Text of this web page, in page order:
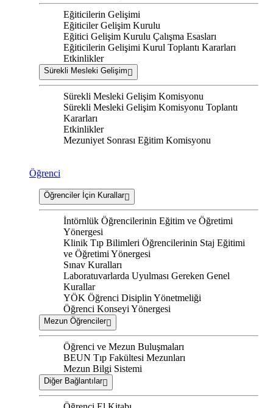
Eğiticilerin Gelişimi
Eğiticiler Gelişim Kurulu
Eğitici Gelişim Kurulu Çalışma Esasları
Eğiticilerin Gelişimi Kurul Toplantı Kararları
Etkinlikler
Sürekli Mesleki Gelişim
Sürekli Mesleki Gelişim Komisyonu
Sürekli Mesleki Gelişim Komisyonu Toplantı
Kararları
Etkinlikler
Mezuniyet Sonrası Eğitim Komisyonu
Öğrenci
Öğrenciler İçin Kurallar
İntörnlük Öğrencilerinin Eğitim ve Öğretimi
Yönergesi
Klinik Tıp Bilimleri Öğrencilerinin Staj Eğitimi
ve Öğretimi Yönergesi
Sınav Kuralları
Laboratuvarlarda Uyulması Gereken Genel
Kurallar
YÖK Öğrenci Disiplin Yönetmeliği
Öğrenci Konseyi Yönergesi
Mezun Öğrenciler
Öğrenci ve Mezun Buluşmaları
BEUN Tıp Fakültesi Mezunları
Mezun Bilgi Sistemi
Diğer Bağlantılar